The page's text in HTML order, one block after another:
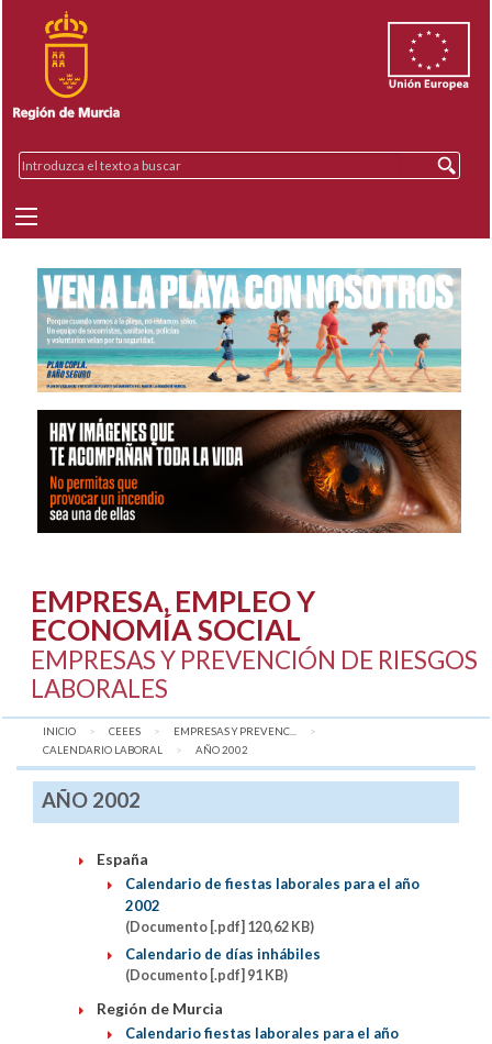
EMPRESA, EMPLEO Y
ECONOMÍA SOCIAL
EMPRESAS Y PREVENCIÓN DE RIESGOS
LABORALES
INICIO CEEES
EMPRESAS Y PREVENC...
CALENDARIO LABORAL
AQUÍ:
AÑO 2002
AÑO 2002
España
Calendario de fiestas laborales para el año
2002
(Documento [.pdf] 120,62 KB)
Calendario de días inhábiles
(Documento [.pdf] 91 KB)
Región de Murcia
Calendario fiestas laborales para el año